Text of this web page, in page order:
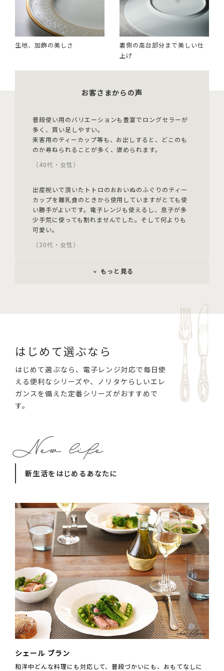
生地、加飾の美しさ
裏側の高台部分まで美しい仕
上げ
お客さまからの声
普段使い用のバリエーションも豊富でロングセラーが
多く、買い足しやすい。
来客用のティーカップ等も、お出しすると、どこのも
のか尋ねられることが多く、褒められます。
（40代・女性）
出産祝いで頂いたトトロのおおいぬのふぐりのティー
カップを離乳食のときから使用していますがとても使
い勝手がよいです。電子レンジも使えるし、息子が多
少手荒に使っても割れませんでした。そして何よりも
可愛い。
（30代・女性）
もっと見る
はじめて選ぶなら
はじめて選ぶなら、電子レンジ対応で毎日使
える便利なシリーズや、ノリタケらしいエレ
ガンスを備えた定番シリーズがおすすめで
す。
新生活をはじめるあなたに
シェール ブラン
和洋中どんな料理にも対応して、普段づかいにも、おもてなしに